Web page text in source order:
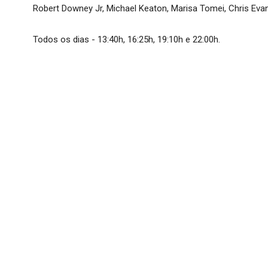
Robert Downey Jr, Michael Keaton, Marisa Tomei, Chris
Todos os dias - 13:40h, 16:25h, 19:10h e 22:00h.